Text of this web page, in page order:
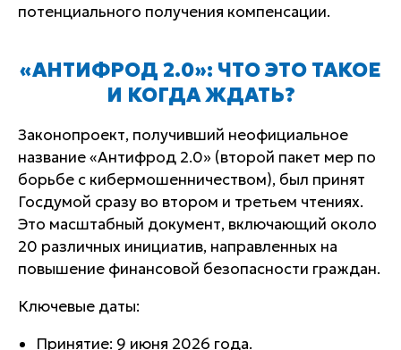
потенциального получения компенсации.
«АНТИФРОД 2.0»: ЧТО ЭТО ТАКОЕ
И КОГДА ЖДАТЬ?
Законопроект, получивший неофициальное
название «Антифрод 2.0» (второй пакет мер по
борьбе с кибермошенничеством), был принят
Госдумой сразу во втором и третьем чтениях.
Это масштабный документ, включающий около
20 различных инициатив, направленных на
повышение финансовой безопасности граждан.
Ключевые даты:
Принятие: 9 июня 2026 года.